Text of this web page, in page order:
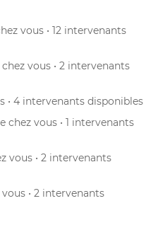
vous • 12 intervenants
chez vous • 2 intervenants
• 4 intervenants disponibles
chez vous • 1 intervenants
vous • 2 intervenants
• 2 intervenants